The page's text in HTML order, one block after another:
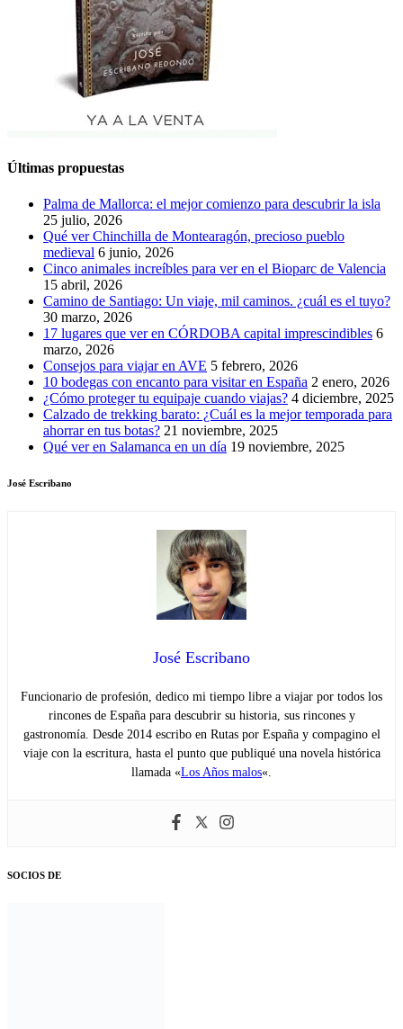
Últimas propuestas
Palma de Mallorca: el mejor comienzo para descubrir la isla
25 julio, 2026
Qué ver Chinchilla de Montearagón, precioso pueblo
medieval 6 junio, 2026
Cinco animales increíbles para ver en el Bioparc de Valencia
15 abril, 2026
Camino de Santiago: Un viaje, mil caminos. ¿cuál es el tuyo?
30 marzo, 2026
17 lugares que ver en CÓRDOBA capital imprescindibles 6
marzo, 2026
Consejos para viajar en AVE 5 febrero, 2026
10 bodegas con encanto para visitar en España 2 enero, 2026
¿Cómo proteger tu equipaje cuando viajas? 4 diciembre, 2025
Calzado de trekking barato: ¿Cuál es la mejor temporada para
ahorrar en tus botas? 21 noviembre, 2025
Qué ver en Salamanca en un día 19 noviembre, 2025
José Escribano
José Escribano
Funcionario de profesión, dedico mi tiempo libre a viajar por todos los
rincones de España para descubrir su historia, sus rincones y
gastronomía. Desde 2014 escribo en Rutas por España y compagino el
viaje con la escritura, hasta el punto que publiqué una novela histórica
llamada «Los Años malos«.
SOCIOS DE